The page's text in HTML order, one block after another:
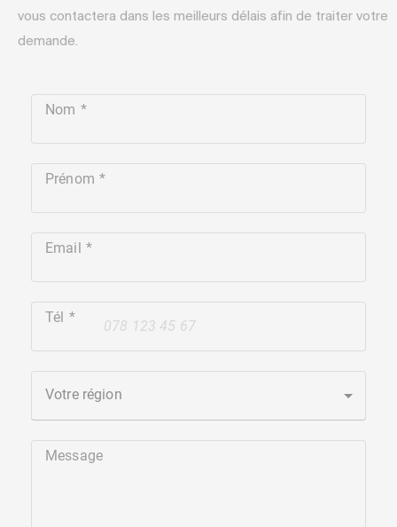
vous contactera dans les meilleurs délais afin de traiter votre
demande.
Nom
Prénom
Email
+41
Tél
Votre région
Message